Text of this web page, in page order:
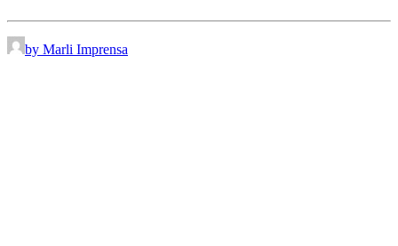
by Marli Imprensa